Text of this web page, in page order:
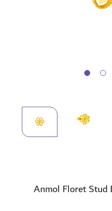
Anmol Floret Stud